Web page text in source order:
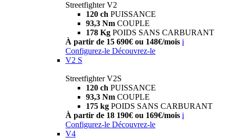
Streetfighter V2
120 ch PUISSANCE
93,3 Nm COUPLE
178 Kg POIDS SANS CARBURANT
À partir de 15 690€ ou 148€/mois i
Configurez-le Découvrez-le
V2 S
Streetfighter V2S
120 ch PUISSANCE
93,3 Nm COUPLE
175 kg POIDS SANS CARBURANT
À partir de 18 190€ ou 169€/mois i
Configurez-le Découvrez-le
V4